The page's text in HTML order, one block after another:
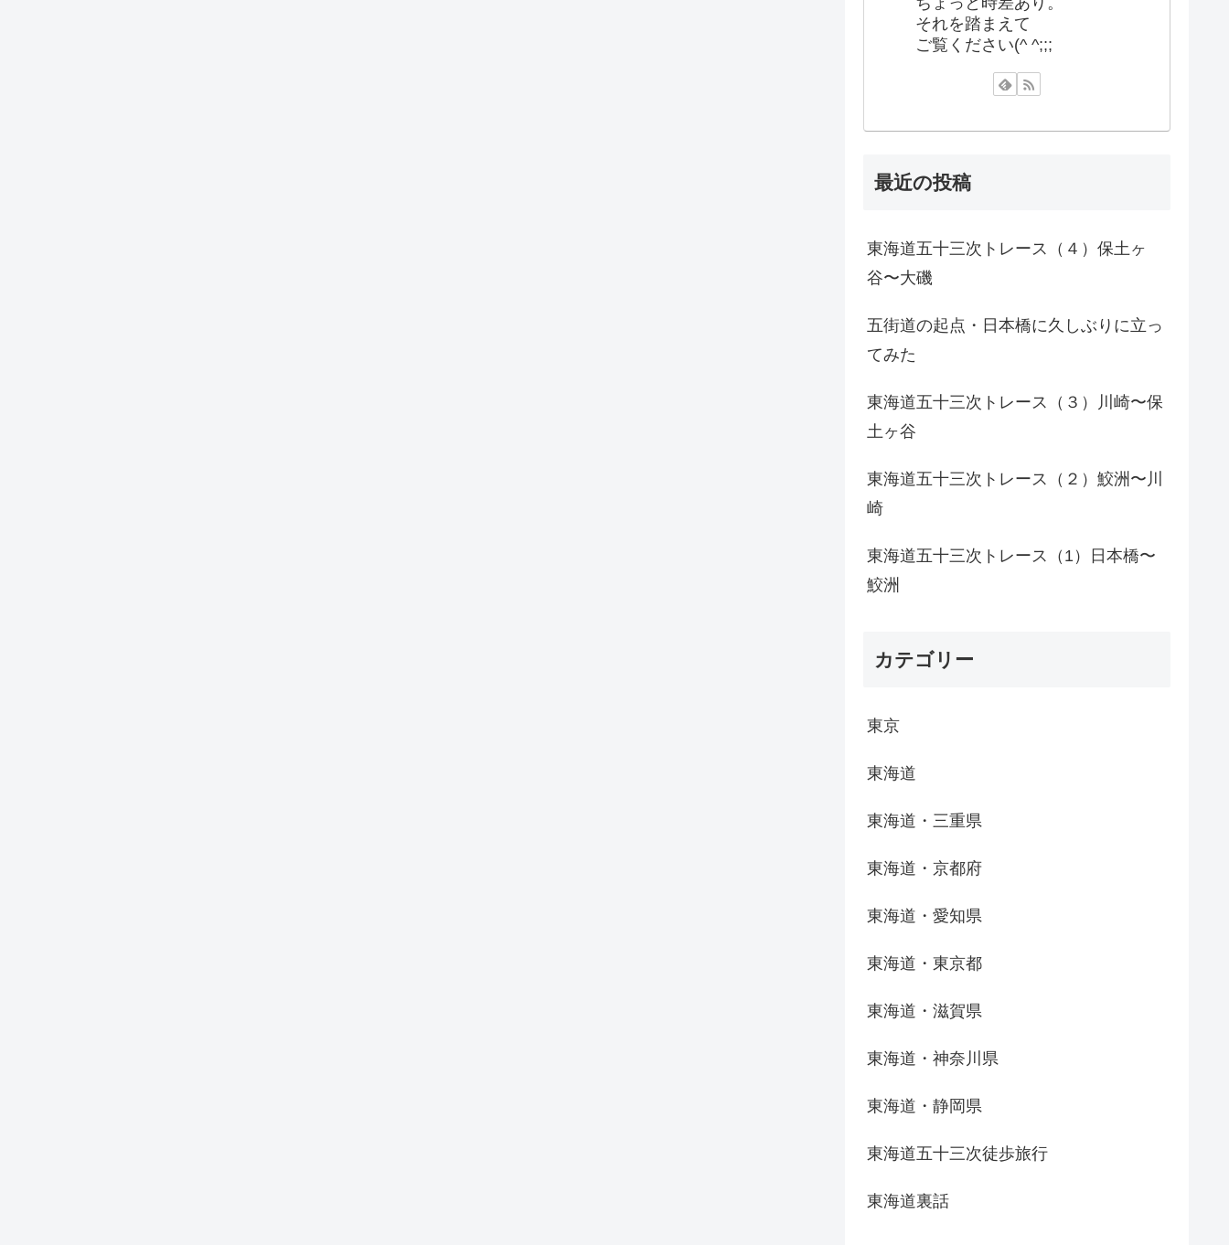
それを踏まえて
ご覧ください(^ ^;;;
最近の投稿
東海道五十三次トレース（４）保土ヶ
谷〜大磯
五街道の起点・日本橋に久しぶりに立っ
てみた
東海道五十三次トレース（３）川崎〜保
土ヶ谷
東海道五十三次トレース（２）鮫洲〜川
崎
東海道五十三次トレース（1）日本橋〜
鮫洲
カテゴリー
東京
東海道
東海道・三重県
東海道・京都府
東海道・愛知県
東海道・東京都
東海道・滋賀県
東海道・神奈川県
東海道・静岡県
東海道五十三次徒歩旅行
東海道裏話